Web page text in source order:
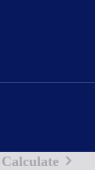
Calculate